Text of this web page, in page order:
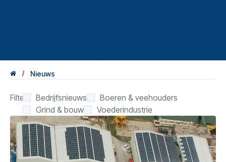
Nieuws
Filter: Bedrijfsnieuws
Boeren & veehouders
Grind & bouw
Voederindustrie